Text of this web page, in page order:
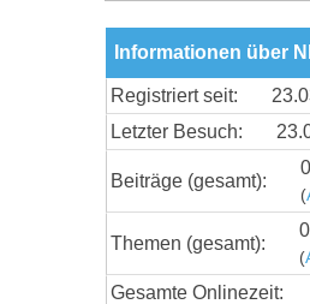
Informationen über
Registriert seit:
Letzter Besuch:
Beiträge (gesamt):
(
Themen (gesamt):
(
Gesamte Onlinezeit: